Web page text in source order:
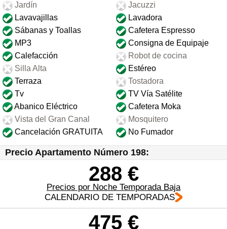
Jardín
Jacuzzi
Lavavajillas
Lavadora
Sábanas y Toallas
Cafetera Espresso
MP3
Consigna de Equipaje
Calefacción
Robot de cocina
Silla Alta
Estéreo
Terraza
Tostadora
Tv
TV Vía Satélite
Abanico Eléctrico
Cafetera Moka
Vista del Gran Canal
Mosquitero
Cancelación GRATUITA
No Fumador
Precio Apartamento Número 198:
288 €
Precios por Noche Temporada Baja
CALENDARIO DE TEMPORADAS
475 €